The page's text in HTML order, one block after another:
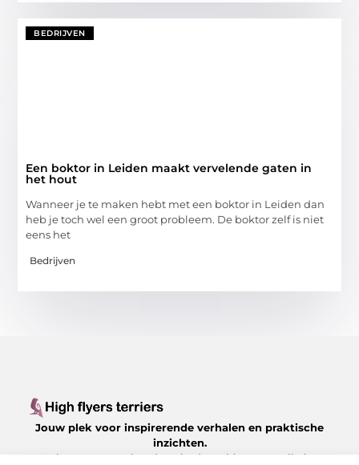
BEDRIJVEN
Een boktor in Leiden maakt vervelende gaten in
het hout
Wanneer je te maken hebt met een boktor in Leiden dan
heb je toch wel een groot probleem. De boktor zelf is niet
eens het
Bedrijven
Jouw plek voor inspirerende verhalen en praktische
inzichten.
Verken een gevarieerd aanbod aan blogs en artikelen